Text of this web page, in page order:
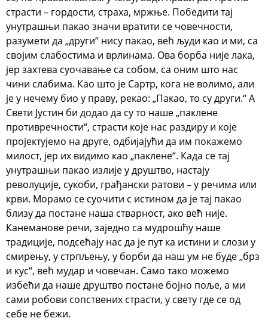
страсти – гордости, страха, мржње. Победити тај
унутрашњи пакао значи вратити се човечности,
разумети да „други“ нису пакао, већ људи као и ми, са
својим слабостима и врлинама. Ова борба није лака,
јер захтева суочавање са собом, са оним што нас
чини слабима. Као што је Сартр, кога не волимо, али
је у нечему био у праву, рекао: „Пакао, то су други.“ А
Свети Јустин би додао да су то наше „паклене
противречности“, страсти које нас раздиру и које
пројектујемо на друге, одбијајући да им покажемо
милост, јер их видимо као „паклене“. Када се тај
унутрашњи пакао излије у друштво, настају
револуције, сукоби, грађански ратови – у речима или
крви. Морамо се суочити с истином да је тај пакао
близу да постане наша стварност, ако већ није.
Канеманове речи, заједно са мудрошћу наше
традиције, подсећају нас да је пут ка истини и слози у
смирењу, у стрпљењу, у борби да наш ум не буде „брз
и кус“, већ мудар и човечан. Само тако можемо
избећи да наше друштво постане бојно поље, а ми
сами робови сопствених страсти, у свету где се од
себе не бежи.